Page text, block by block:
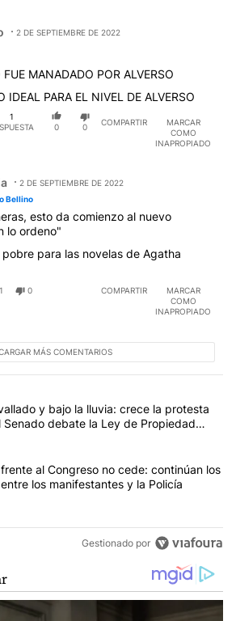
Bellino.
2 DE SEPTIEMBRE DE 2022
FUE MANADADO POR ALVERSO
IDEAL PARA EL NIVEL DE ALVERSO
1
0 0
COMPARTIR
MARCAR
COMO
INAPROPIADO
2 DE SEPTIEMBRE DE 2022
Bellino
esto da comienzo al nuevo
lo ordeno"
para las novelas de Agatha
1 0 COMPARTIR
MARCAR
COMO
INAPROPIADO
MÁS COMENTARIOS
artículos con más comentarios en los
con el título "Congreso vallado y bajo
y bajo la lluvia: crece la protesta
Senado debate la Ley de Propiedad
con el título "La tensión frente al
al Congreso no cede: continúan los
los manifestantes y la Policía
Gestionado por